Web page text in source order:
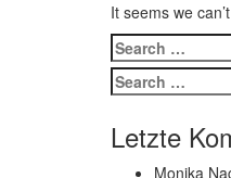
It seems we
Letzte
Monika